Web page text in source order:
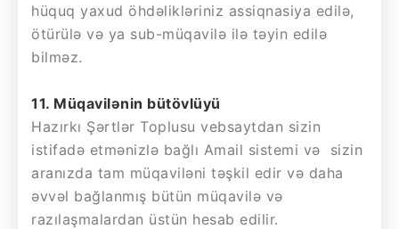
hüquq yaxud öhdəlikləriniz assiqnasiya edilə,
ötürülə və ya sub-müqavilə ilə təyin edilə
bilməz.
11. Müqavilənin bütövlüyü
Hazırkı Şərtlər Toplusu vebsaytdan sizin
istifadə etmənizlə bağlı Amail sistemi və sizin
aranızda tam müqaviləni təşkil edir və daha
əvvəl bağlanmış bütün müqavilə və
razılaşmalardan üstün hesab edilir.